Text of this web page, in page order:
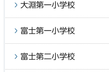
大淵第一小学校
富士第一小学校
富士第二小学校